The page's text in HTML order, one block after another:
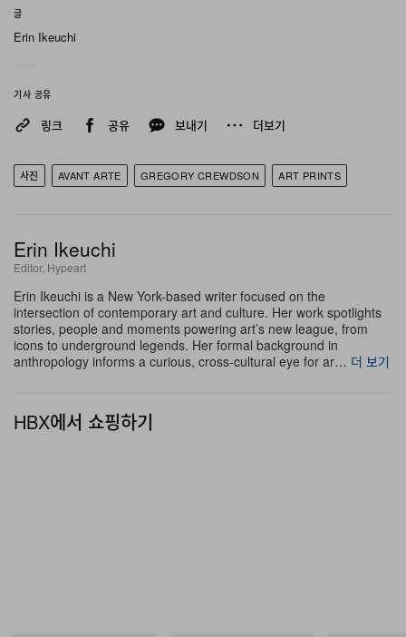
고 두려움에 잠긴 인물로 등장하지만, 모두가 배경에 머무
르고 집 자체가 진정한 주인공으로 자리한다.
어정쩡한 시각대에 촬영된 장면들은 인공 조명, 컬러 보정,
특수 효과가 더해지며 우리의 세계를 닮았지만 어딘가 비
가에 매달린 듯한 세계다. 작가는 한 인터뷰에서 “내 사진
기운을 함께 전달하고자 한다”고 밝힌 바 있다.
이번 기회를 통해Dream House를 소장하고자 하는 컬렉
터라면 주목할 만하다. 액자 없이 제공되는 각 아카이벌 피
그먼트 프린트는 35 x 50cm 사이즈로, Hahnemühle
Photo Rag Bright White 310gsm 용지 위에 인쇄된다.
에 시작해 단 48시간 동안만 판매되며, 모든 작품에는 작가
글
Erin Ikeuchi
기사 공유
링크 공유 보내기 더보기
사진 AVANT ARTE GREGORY CREWDSON ART PRINTS
Erin Ikeuchi
Editor, Hypeart
Erin Ikeuchi is a New York-based writer focused on the
intersection of contemporary art and culture. Her work spotlights
stories, people and moments powering art’s new league, from
icons to underground legends. Her formal background in
anthropology informs a curious, cross-cultural eye for ar… 더 보기
HBX에서 쇼핑하기